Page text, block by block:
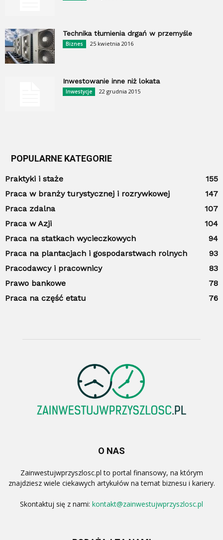
Technika tłumienia drgań w przemyśle
Biznes 25 kwietnia 2016
Inwestowanie inne niż lokata
Inwestycje 22 grudnia 2015
POPULARNE KATEGORIE
Praktyki i staże
155
Praca w branży turystycznej i rozrywkowej
147
Praca zdalna
107
Praca w Azji
104
Praca na statkach wycieczkowych
94
Praca na plantacjach i gospodarstwach rolnych
93
Pracodawcy i pracownicy
83
Prawo bankowe
78
Praca na część etatu
76
O NAS
Zainwestujwprzyszlosc.pl to portal finansowy, na którym
znajdziesz wiele ciekawych artykułów na temat biznesu i kariery.
Skontaktuj się z nami: kontakt@zainwestujwprzyszlosc.pl